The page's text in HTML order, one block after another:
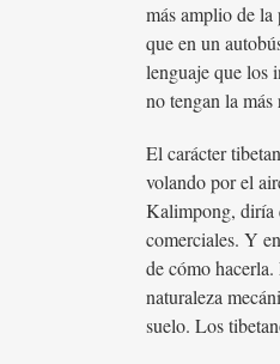
más amplio de la
que en un
lenguaje que los
no tengan la
El carácter
volando por el
Kalimpong, diría
comerciales. Y
de cómo
naturaleza
suelo. Los